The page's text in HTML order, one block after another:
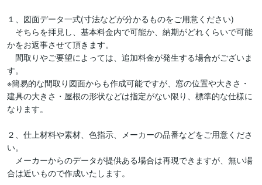
１、図面データ一式(寸法などが分かるものをご用意ください)
そちらを拝見し、基本料金内で可能か、納期がどれくらいで可能
かをお返事させて頂きます。
間取りやご要望によっては、追加料金が発生する場合がございま
す。
※簡易的な間取り図面からも作成可能ですが、窓の位置や大きさ・
建具の大きさ・屋根の形状などは指定がない限り、標準的な仕様に
なります。
２、仕上材料や素材、色指示、メーカーの品番などをご用意くださ
い。
メーカーからのデータが提供ある場合は再現できますが、無い場
合は近いもので作成いたします。